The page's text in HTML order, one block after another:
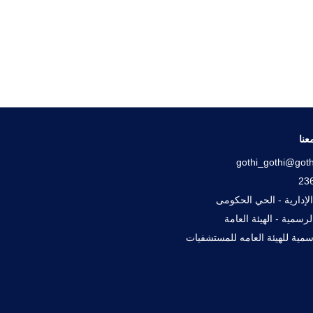
- الحي الحكومى
- الهيئة العامة
للهيئة العامه للمستشفيات